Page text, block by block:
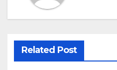
Related Post